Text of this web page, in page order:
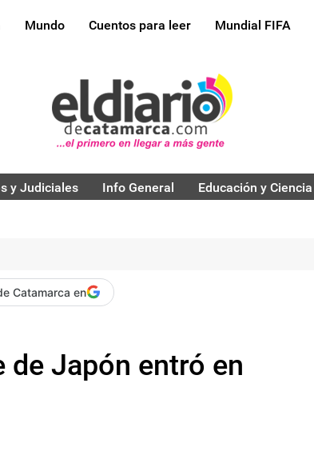
Mundo Cuentos para leer Mundial FIFA
y Judiciales Info General Educación y Ciencia
Catamarca en
de Japón entró en